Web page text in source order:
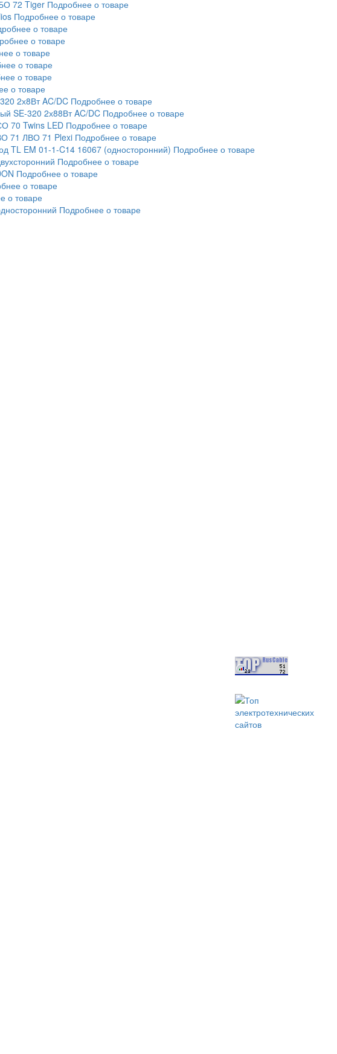
72 Tiger Подробнее о товаре
Подробнее о товаре
о товаре
о товаре
о товаре
о товаре
о товаре
о товаре
2х8Вт AC/DC Подробнее о товаре
SE-320 2х88Вт AC/DC Подробнее о товаре
70 Twins LED Подробнее о товаре
71 ЛВО 71 Plexi Подробнее о товаре
TL EM 01-1-C14 16067 (односторонний) Подробнее о товаре
Подробнее о товаре
Подробнее о товаре
о товаре
о товаре
Подробнее о товаре